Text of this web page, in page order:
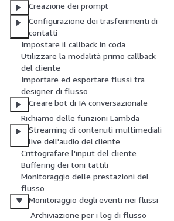
Creazione dei prompt
Configurazione dei trasferimenti di
contatti
Impostare il callback in coda
Utilizzare la modalità primo callback
del cliente
Importare ed esportare flussi tra
designer di flusso
Creare bot di IA conversazionale
Richiamo delle funzioni Lambda
Streaming di contenuti multimediali
live dell'audio del cliente
Crittografare l'input del cliente
Buffering dei toni tattili
Monitoraggio delle prestazioni del
flusso
Monitoraggio degli eventi nei flussi
Archiviazione per i log di flusso